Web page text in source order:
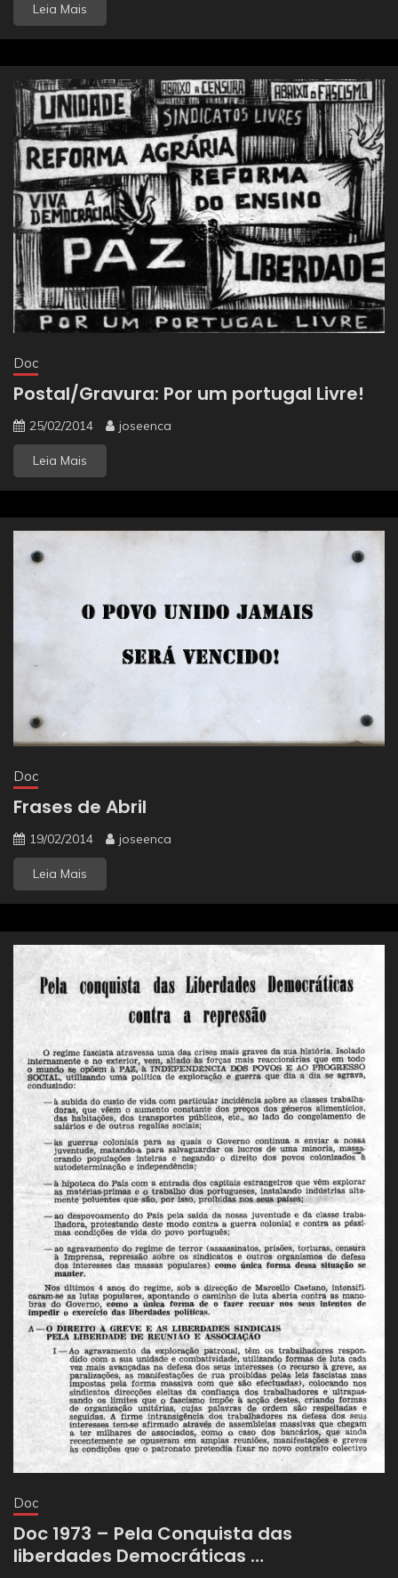
Leia Mais
Doc
Postal/Gravura: Por um portugal Livre!
25/02/2014 joseenca
Leia Mais
Doc
Frases de Abril
19/02/2014 joseenca
Leia Mais
Doc
Doc 1973 – Pela Conquista das
liberdades Democráticas …